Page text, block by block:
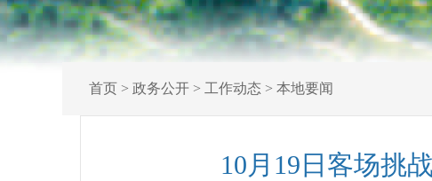
首页> 政务公开> 工作动态 > 本地要闻
10月19日客场挑